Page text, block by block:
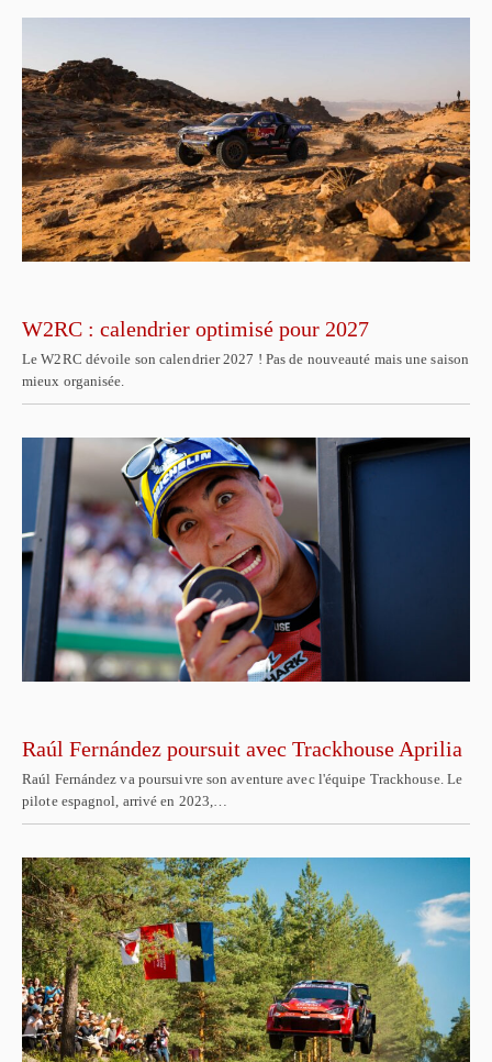
W2RC : calendrier optimisé pour 2027
Le W2RC dévoile son calendrier 2027 ! Pas de nouveauté mais une saison
mieux organisée.
Raúl Fernández poursuit avec Trackhouse Aprilia
Raúl Fernández va poursuivre son aventure avec l'équipe Trackhouse. Le
pilote espagnol, arrivé en 2023,…